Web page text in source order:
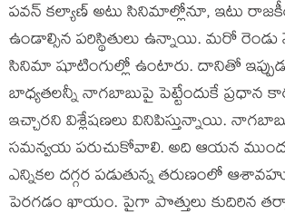
పవన్ కల్యాణ్ అటు సినిమాల్లోనూ, ఇటు
ఉండాల్సిన పరిస్థితులు ఉన్నాయి. మరో
సినిమా షూటింగుల్లో ఉంటారు. దానితో
బాధ్యతలన్నీ నాగబాబుపై పెట్టేందుకే ప్రధాన
ఇచ్చారని విశ్లేషణలు వినిపిస్తున్నాయి.
సమన్వయ పరుచుకోవాలి. అది ఆయన
ఎన్నికల దగ్గర పడుతున్న తరుణంలో
పెరగడం ఖాయం. పైగా పొత్తులు కుదిరిన